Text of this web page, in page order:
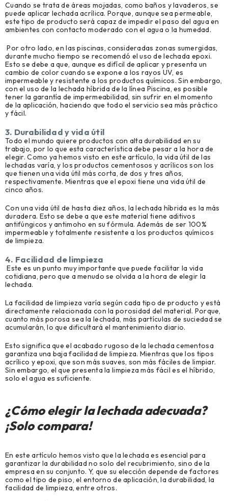
Cuando se trata de áreas mojadas, como baños y lavaderos, se
puede aplicar lechada acrílica. Porque, aunque sea permeable,
este tipo de producto será capaz de impedir el paso del agua en
ambientes con contacto moderado con el agua o la humedad.
Por otro lado, en las piscinas, consideradas zonas sumergidas,
durante mucho tiempo se recomendó el uso de lechada epoxi.
Esto se debe a que, aunque es difícil de aplicar y presenta un
cambio de color cuando se expone a los rayos UV, es
impermeable y resistente a los productos químicos. Sin embargo,
con el uso de la lechada híbrida de la línea Piscina, es posible
tener la garantía de impermeabilidad, sin sufrir en el momento
de la aplicación, haciendo que todo el servicio sea más práctico
y fácil.
3. Durabilidad y vida útil
Todo el mundo quiere productos con alta durabilidad en su
trabajo, por lo que esta característica debe pesar a la hora de
elegir. Como ya hemos visto en este artículo, la vida útil de las
lechadas varía, y los productos cementosos y acrílicos son los
que tienen una vida útil más corta, de dos y tres años,
respectivamente. Mientras que el epoxi tiene una vida útil de
cinco años.
Con una vida útil de hasta diez años, la lechada híbrida es la más
duradera. Esto se debe a que este material tiene aditivos
antifúngicos y antimoho en su fórmula. Además de ser 100%
impermeable y totalmente resistente a los productos químicos
de limpieza.
4. Facilidad de limpieza
Este es un punto muy importante que puede facilitar la vida
cotidiana, pero que a menudo se olvida a la hora de elegir la
lechada.
La facilidad de limpieza varía según cada tipo de producto y está
directamente relacionada con la porosidad del material. Porque,
cuanto más porosa sea la lechada, más partículas de suciedad se
acumularán, lo que dificultará el mantenimiento diario.
Esto significa que el acabado rugoso de la lechada cementosa
garantiza una baja facilidad de limpieza. Mientras que los tipos
acrílico y epoxi, que son más suaves, son más fáciles de limpiar.
Sin embargo, el que presenta la limpieza más fácil es el híbrido,
solo el agua es suficiente.
¿Cómo elegir la lechada adecuada?
¡Solo compara!
En este artículo hemos visto que la lechada es esencial para
garantizar la durabilidad no solo del recubrimiento, sino de la
empresa en su conjunto. Y, que su elección depende de factores
como el tipo de piso, el entorno de aplicación, la durabilidad, la
facilidad de limpieza, entre otros.